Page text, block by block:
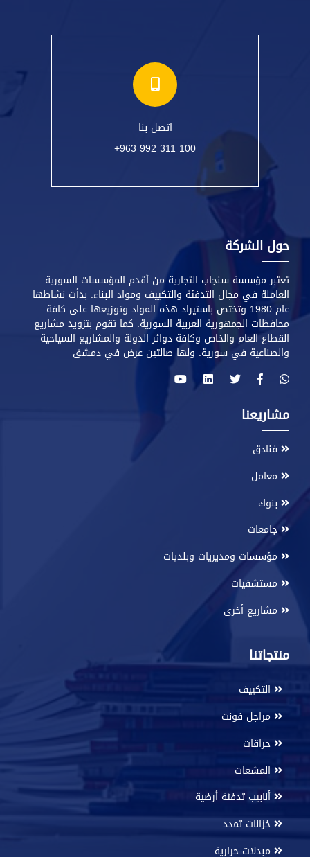
اتصل بنا
+963 992 311 100
حول الشركة
تعتبر مؤسسة سنجاب التجارية من أقدم المؤسسات السورية
العاملة في مجال التدفئة والتكييف ومواد البناء. بدأت نشاطها
عام 1980 وتختص باستيراد هذه المواد وتوزيعها على كافة
محافظات الجمهورية العربية السورية. كما تقوم بتزويد مشاريع
القطاع العام والخاص وكافة دوائر الدولة والمشاريع السياحية
والصناعية في سورية. ولها صالتين عرض في دمشق
مشاريعنا
فنادق
معامل
بنوك
جامعات
مؤسسات ومديريات وبلديات
مستشفيات
مشاريع أخرى
منتجاتنا
التكييف
مراجل فونت
حراقات
المشعات
أنابيب تدفئة أرضية
خزانات تمدد
مبدلات حرارية